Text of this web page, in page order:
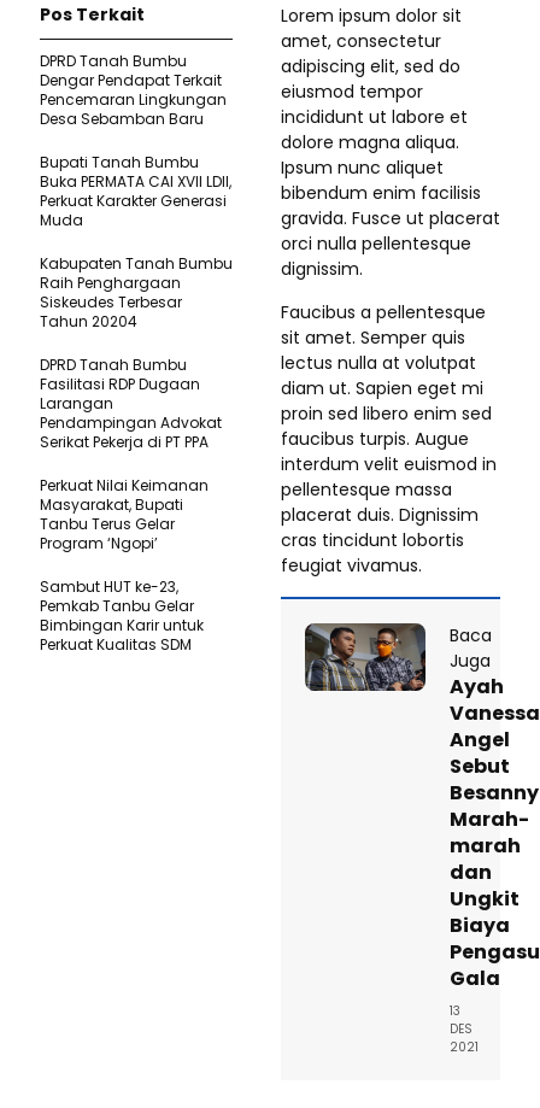
Lorem ipsum dolor sit
amet, consectetur
adipiscing elit, sed do
eiusmod tempor
incididunt ut labore et
dolore magna aliqua.
Ipsum nunc aliquet
bibendum enim facilisis
gravida. Fusce ut placerat
orci nulla pellentesque
dignissim.
Faucibus a pellentesque
sit amet. Semper quis
lectus nulla at volutpat
diam ut. Sapien eget mi
proin sed libero enim sed
faucibus turpis. Augue
interdum velit euismod in
pellentesque massa
placerat duis. Dignissim
cras tincidunt lobortis
feugiat vivamus.
Baca
Juga
Ayah
Vanessa
Angel
Sebut
Marah-
marah
dan
Ungkit
Biaya
Gala
13
DES
2021
Pos Terkait
DPRD Tanah Bumbu
Dengar Pendapat Terkait
Pencemaran Lingkungan
Desa Sebamban Baru
Bupati Tanah Bumbu
Buka PERMATA CAI XVII LDII,
Perkuat Karakter Generasi
Muda
Kabupaten Tanah Bumbu
Raih Penghargaan
Siskeudes Terbesar
Tahun 20204
DPRD Tanah Bumbu
Fasilitasi RDP Dugaan
Larangan
Pendampingan Advokat
Serikat Pekerja di PT PPA
Perkuat Nilai Keimanan
Masyarakat, Bupati
Tanbu Terus Gelar
Program ‘Ngopi’
Sambut HUT ke-23,
Pemkab Tanbu Gelar
Bimbingan Karir untuk
Perkuat Kualitas SDM